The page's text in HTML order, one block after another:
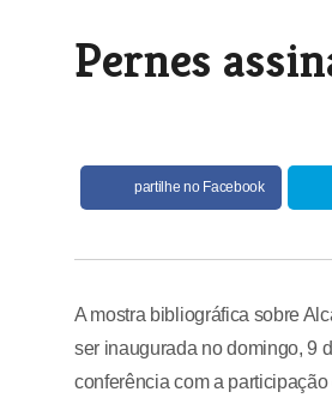
Pernes
partilhe no Facebook
A mostra bibliográfica sobre
ser inaugurada no domingo, 9
conferência com a